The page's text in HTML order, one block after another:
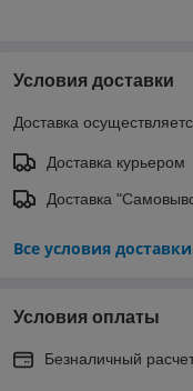
Условия доставки
Доставка
Доставка курьером
Доставка
Все условия доставки
Условия оплаты
Безналичный